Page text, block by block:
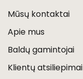
Mūsų kontaktai
Apie mus
Baldų gamintojai
Klientų atsiliepimai